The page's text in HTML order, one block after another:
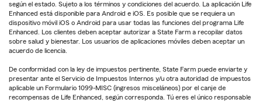
según el estado. Sujeto a los términos y condiciones del acuerdo. La aplicación Life
Enhanced está disponible para Android e iOS. Es posible que se requiera un
dispositivo móvil iOS o Android para usar todas las funciones del programa Life
Enhanced. Los clientes deben aceptar autorizar a State Farm a recopilar datos
sobre salud y bienestar. Los usuarios de aplicaciones móviles deben aceptar un
acuerdo de licencia.
De conformidad con la ley de impuestos pertinente, State Farm puede enviarte y
presentar ante el Servicio de Impuestos Internos y/u otra autoridad de impuestos
aplicable un Formulario 1099-MISC (ingresos misceláneos) por el canje de
recompensas de Life Enhanced, según corresponda. Tú eres el único responsable